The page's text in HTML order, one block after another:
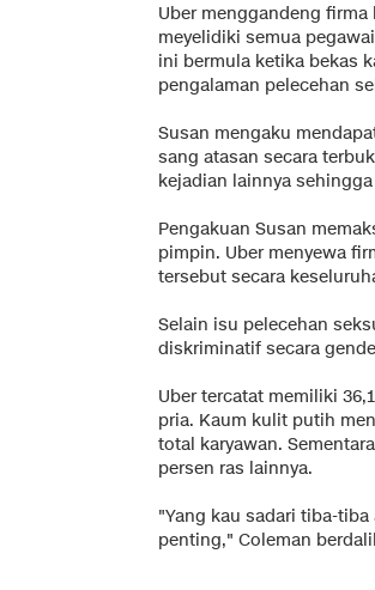
Uber menggandeng
meyelidiki semua
ini bermula ketika bekas
pengalaman pelecehan
Susan mengaku
sang atasan secara
kejadian lainnya
Pengakuan Susan
pimpin. Uber menyewa
tersebut secara
Selain isu pelecehan
diskriminatif secara
Uber tercatat memiliki
pria. Kaum kulit putih
total karyawan.
persen ras lainnya.
"Yang kau sadari tiba-
penting," Coleman